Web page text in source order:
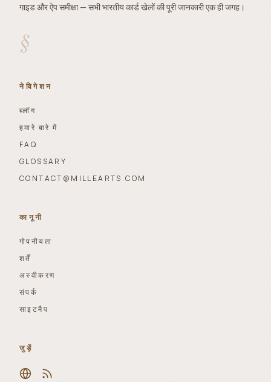
गाइड और ऐप समीक्षा — सभी भारतीय कार्ड खेलों की पूरी जानकारी एक ही जगह।
§
नेविगेशन
ब्लॉग
हमारे बारे में
FAQ
GLOSSARY
CONTACT@MILLEARTS.COM
कानूनी
गोपनीयता
शर्तें
अस्वीकरण
संपर्क
साइटमैप
जुड़ें